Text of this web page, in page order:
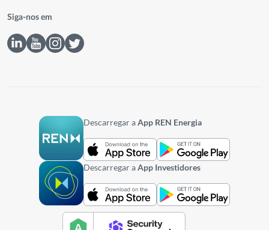
Siga-nos em
Descarregar aApp REN Energia
Descarregar aApp Investidores